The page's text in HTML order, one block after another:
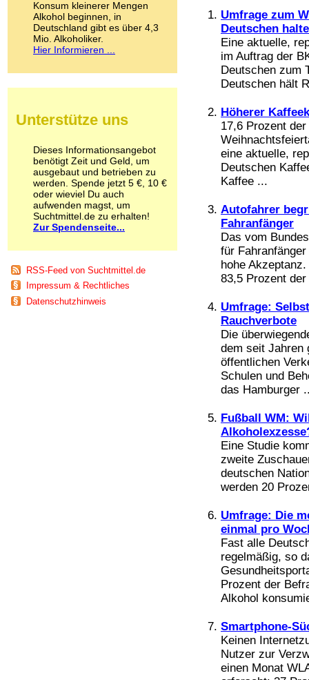
Umfrage zum
Deutschen
Eine aktuelle,
im Auftrag der
Deutschen zum
Deutschen hält
Höherer
17,6 Prozent
eine aktuelle,
Deutschen
Kaffee ...
Autofahrer
Fahranfänger
Das vom
für
hohe
83,5 Prozent
Umfrage:
Rauchverbote
Die
dem seit Jahren
öffentlichen
Schulen und
das Hamburger
Fußball WM:
Eine Studie
zweite
deutschen
werden 20
Umfrage: Die
einmal pro
Fast alle
regelmäßig, so
Prozent der
Alkohol
Smartphone-
Keinen
Nutzer zur
einen Monat
Marihuana
Medikamente
Meskalin
Metamphetamin
Methadon
Pilze
Psychopharmaka
Schlafmittel
Schmerzmittel
Schnüffelstoffe
Spice
Sucht / Süchte
Alkoholsucht
Co-Abhängigkeit
Computersucht
Ess-Brechsucht
Essstörungen
Fernsehsucht
Konsum kleinerer Mengen
Alkohol beginnen, in
Deutschland gibt es über 4,3
Mio. Alkoholiker.
Hier Informieren ...
Unterstütze uns
Dieses Informationsangebot
benötigt Zeit und Geld, um
ausgebaut und betrieben zu
werden. Spende jetzt 5 €, 10 €
oder wieviel Du auch
aufwenden magst, um
Suchtmittel.de zu erhalten!
Zur Spendenseite...
RSS-Feed von Suchtmittel.de
Impressum & Rechtliches
Datenschutzhinweis